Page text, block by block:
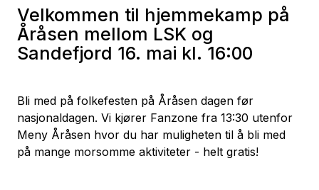
Velkommen til hjemmekamp på
Åråsen mellom LSK og
Sandefjord 16. mai kl. 16:00
Bli med på folkefesten på Åråsen dagen før
nasjonaldagen. Vi kjører Fanzone fra 13:30 utenfor
Meny Åråsen hvor du har muligheten til å bli med
på mange morsomme aktiviteter - helt gratis!